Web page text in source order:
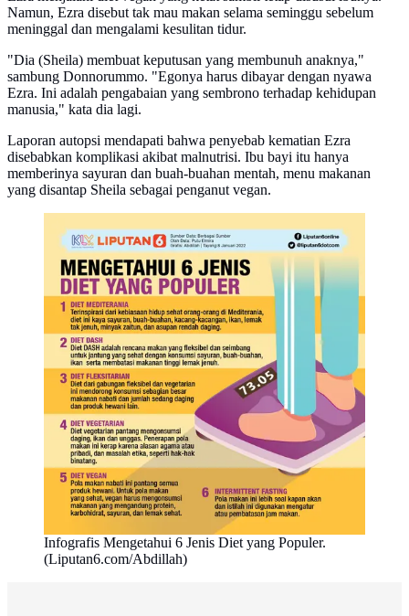
Namun, Ezra disebut tak mau makan selama seminggu sebelum
meninggal dan mengalami kesulitan tidur.
"Dia (Sheila) membuat keputusan yang membunuh anaknya,"
sambung Donnorummo. "Egonya harus dibayar dengan nyawa
Ezra. Ini adalah pengabaian yang sembrono terhadap kehidupan
manusia," kata dia lagi.
Laporan autopsi mendapati bahwa penyebab kematian Ezra
disebabkan komplikasi akibat malnutrisi. Ibu bayi itu hanya
memberinya sayuran dan buah-buahan mentah, menu makanan
yang disantap Sheila sebagai penganut vegan.
Infografis Mengetahui 6 Jenis Diet yang Populer.
(Liputan6.com/Abdillah)